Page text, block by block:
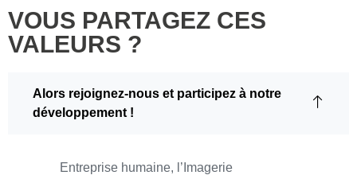
VOUS PARTAGEZ CES
VALEURS ?
Alors rejoignez-nous et participez à notre
développement !
Entreprise humaine, l’Imagerie